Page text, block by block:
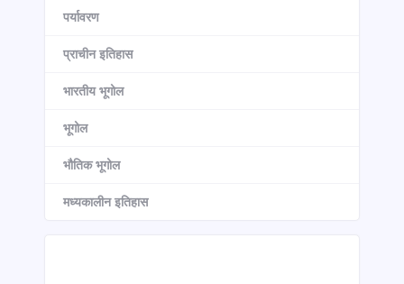
पर्यावरण
प्राचीन इतिहास
भारतीय भूगोल
भूगोल
भौतिक भूगोल
मध्यकालीन इतिहास